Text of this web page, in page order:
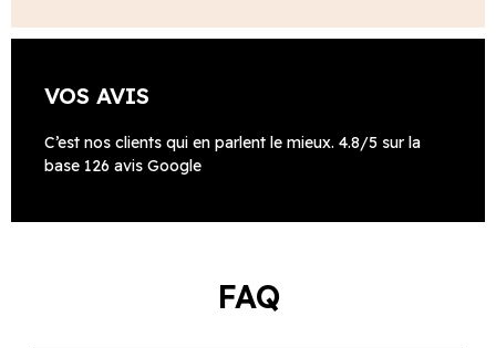
VOS AVIS
C’est nos clients qui en parlent le mieux. 4.8/5 sur la
base 126 avis Google
FAQ